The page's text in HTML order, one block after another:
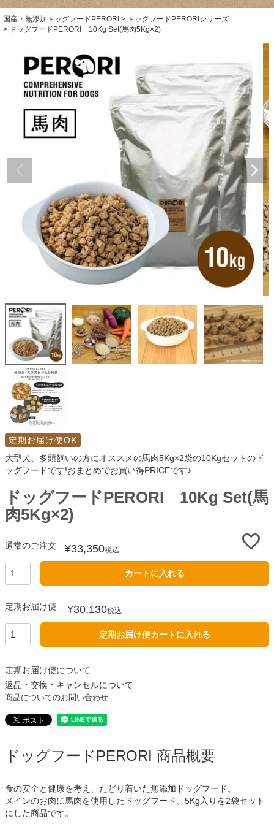
国産・無添加ドッグフードPERORI
ドッグフードPERORIシリーズ
ドッグフードPERORI 10Kg Set(馬肉5Kg×2)
定期お届け便OK
大型犬、多頭飼いの方にオススメの馬肉5Kg×2袋の10Kgセットのド
ッグフードです!おまとめでお買い得PRICEです♪
ドッグフードPERORI 10Kg Set(馬
肉5Kg×2)
通常のご注文 ¥33,350税込
カートに入れる
定期お届け便 ¥30,130税込
定期お届け便カートに入れる
定期お届け便について
返品・交換・キャンセルについて
商品についてのお問い合わせ
ドッグフードPERORI 商品概要
食の安全と健康を考え、たどり着いた無添加ドッグフード。
メインのお肉に馬肉を使用したドッグフード、5Kg入りを2袋セット
にした商品です。